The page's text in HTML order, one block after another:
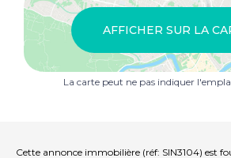
AFFICHER SUR LA
La carte peut ne pas indiquer
Cette annonce immobilière (réf: SIN3104) est